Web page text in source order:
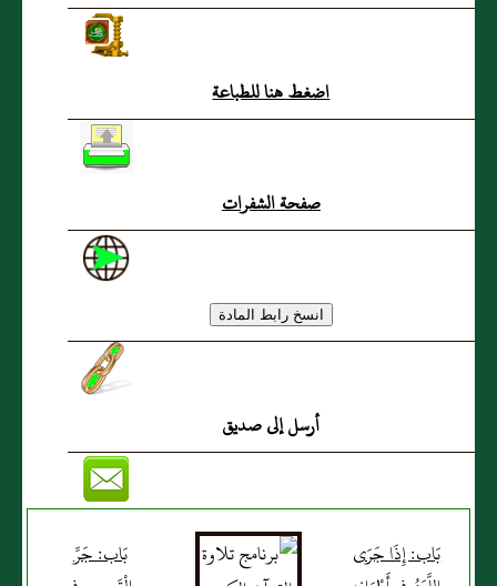
اضغط هنا للطباعة
صفحة الشفرات
أرسل إلى صديق
بَاب: إِذَا جَرَى
بَاب: جَرِّ